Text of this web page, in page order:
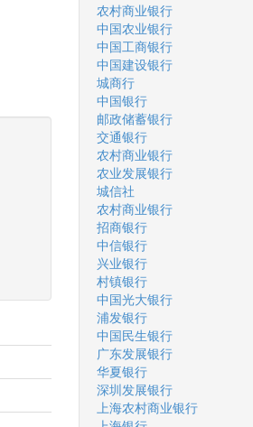
农村商业银行
中国农业银行
中国工商银行
中国建设银行
城商行
中国银行
邮政储蓄银行
交通银行
农村商业银行
农业发展银行
城信社
农村商业银行
招商银行
中信银行
兴业银行
村镇银行
中国光大银行
浦发银行
中国民生银行
广东发展银行
华夏银行
深圳发展银行
上海农村商业银行